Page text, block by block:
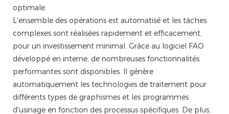
optimale.
L'ensemble des opérations est automatisé et les tâches
complexes sont réalisées rapidement et efficacement,
pour un investissement minimal. Grâce au logiciel FAO
développé en interne, de nombreuses fonctionnalités
performantes sont disponibles. Il génère
automatiquement les technologies de traitement pour
différents types de graphismes et les programmes
d'usinage en fonction des processus spécifiques. De plus,